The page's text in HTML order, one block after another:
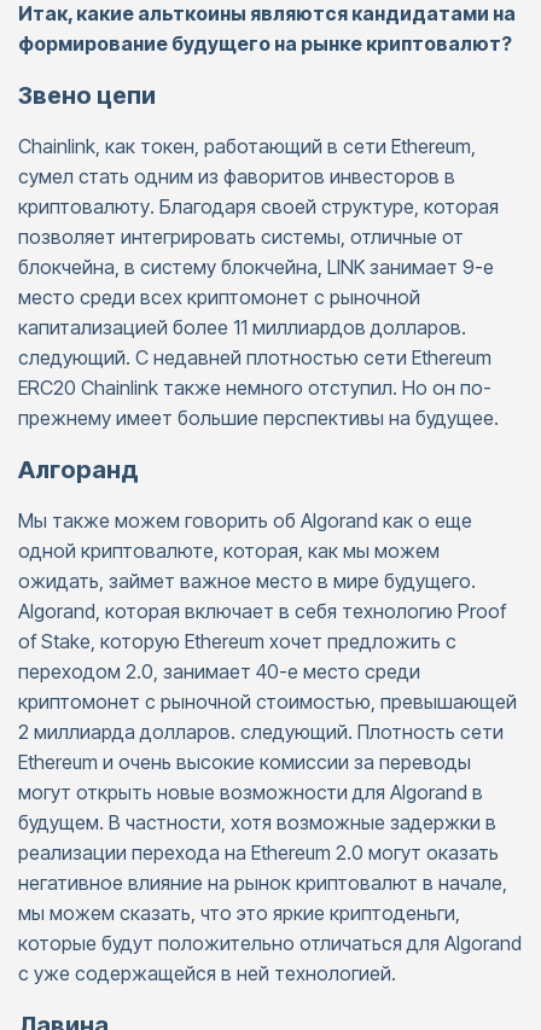
Итак, какие альткоины являются кандидатами на
формирование будущего на рынке криптовалют?
Звено цепи
Chainlink, как токен, работающий в сети Ethereum,
сумел стать одним из фаворитов инвесторов в
криптовалюту. Благодаря своей структуре, которая
позволяет интегрировать системы, отличные от
блокчейна, в систему блокчейна, LINK занимает 9-е
место среди всех криптомонет с рыночной
капитализацией более 11 миллиардов долларов.
следующий. С недавней плотностью сети Ethereum
ERC20 Chainlink также немного отступил. Но он по-
прежнему имеет большие перспективы на будущее.
Алгоранд
Мы также можем говорить об Algorand как о еще
одной криптовалюте, которая, как мы можем
ожидать, займет важное место в мире будущего.
Algorand, которая включает в себя технологию Proof
of Stake, которую Ethereum хочет предложить с
переходом 2.0, занимает 40-е место среди
криптомонет с рыночной стоимостью, превышающей
2 миллиарда долларов. следующий. Плотность сети
Ethereum и очень высокие комиссии за переводы
могут открыть новые возможности для Algorand в
будущем. В частности, хотя возможные задержки в
реализации перехода на Ethereum 2.0 могут оказать
негативное влияние на рынок криптовалют в начале,
мы можем сказать, что это яркие криптоденьги,
которые будут положительно отличаться для Algorand
с уже содержащейся в ней технологией.